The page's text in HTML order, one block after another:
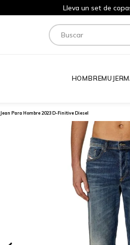
Lleva un set de
Buscar
HOMBREMUJER
Jean Para Hombre 2023 D-Finitive Diesel